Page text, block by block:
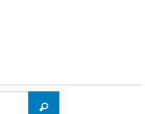
Recherche